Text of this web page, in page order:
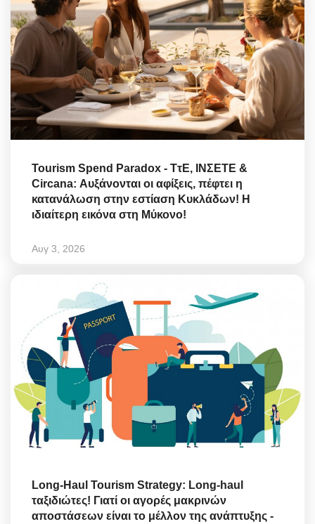
Tourism Spend Paradox - ΤτΕ, ΙΝΣΕΤΕ &
Circana: Αυξάνονται οι αφίξεις, πέφτει η
κατανάλωση στην εστίαση Κυκλάδων! Η
ιδιαίτερη εικόνα στη Μύκονο!
Αυγ 3, 2026
Long-Haul Tourism Strategy: Long-haul
ταξιδιώτες! Γιατί οι αγορές μακρινών
αποστάσεων είναι το μέλλον της ανάπτυξης -